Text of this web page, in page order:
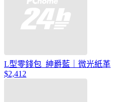
L型零錢包_紳爵藍｜微光紙革
$2,412